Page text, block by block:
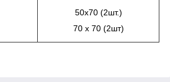
50х70 (2шт.)
70 х 70 (2шт)